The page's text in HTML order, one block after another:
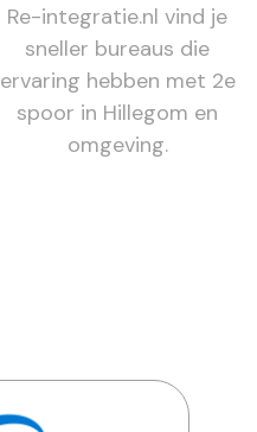
Re-integratie.nl vind je
sneller bureaus die
ervaring hebben met 2e
spoor in Hillegom en
omgeving.